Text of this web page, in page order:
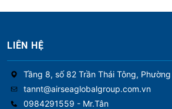
LIÊN HỆ
Tầng 8, số 82 Trần Thái Tông,
tannt@airseaglobalgroup.com.vn
0984291559 - Mr.Tân